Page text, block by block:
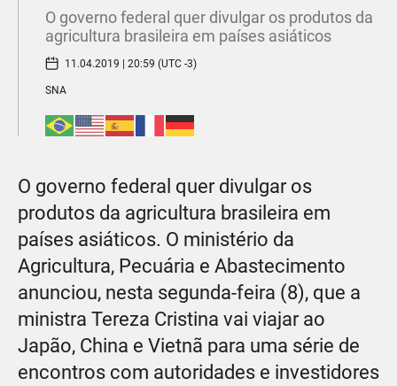
O governo federal quer divulgar os produtos da
agricultura brasileira em países asiáticos
11.04.2019 | 20:59 (UTC -3)
SNA
O governo federal quer divulgar os
produtos da agricultura brasileira em
países asiáticos. O ministério da
Agricultura, Pecuária e Abastecimento
anunciou, nesta segunda-feira (8), que a
ministra Tereza Cristina vai viajar ao
Japão, China e Vietnã para uma série de
encontros com autoridades e investidores